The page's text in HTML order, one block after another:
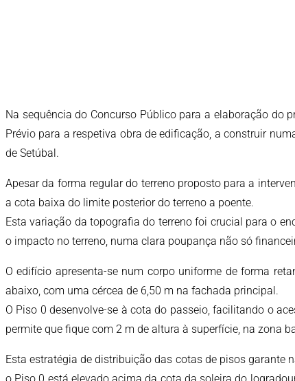
Na sequência do Concurso Público para a elaboração do
Prévio para a respetiva obra de edificação, a construir
de Setúbal.
Apesar da forma regular do terreno proposto para a
a cota baixa do limite posterior do terreno a poente.
Esta variação da topografia do terreno foi crucial para o
o impacto no terreno, numa clara poupança não só
O edifício apresenta-se num corpo uniforme de forma
abaixo, com uma cércea de 6,50 m na fachada principal.
O Piso 0 desenvolve-se à cota do passeio, facilitando o
permite que fique com 2 m de altura à superfície, na zona
Esta estratégia de distribuição das cotas de pisos garante